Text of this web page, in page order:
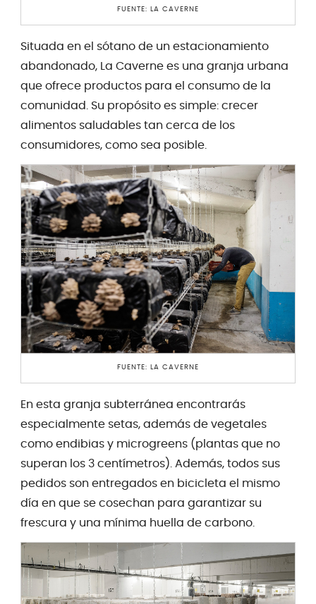
FUENTE: LA CAVERNE
Situada en el sótano de un estacionamiento
abandonado, La Caverne es una granja urbana
que ofrece productos para el consumo de la
comunidad. Su propósito es simple: crecer
alimentos saludables tan cerca de los
consumidores, como sea posible.
FUENTE: LA CAVERNE
En esta granja subterránea encontrarás
especialmente setas, además de vegetales
como endibias y microgreens (plantas que no
superan los 3 centímetros). Además, todos sus
pedidos son entregados en bicicleta el mismo
día en que se cosechan para garantizar su
frescura y una mínima huella de carbono.